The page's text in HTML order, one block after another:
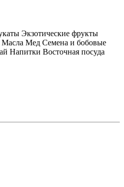
Экзотические фрукты
Масла Мед Семена и бобовые
Напитки Восточная посуда